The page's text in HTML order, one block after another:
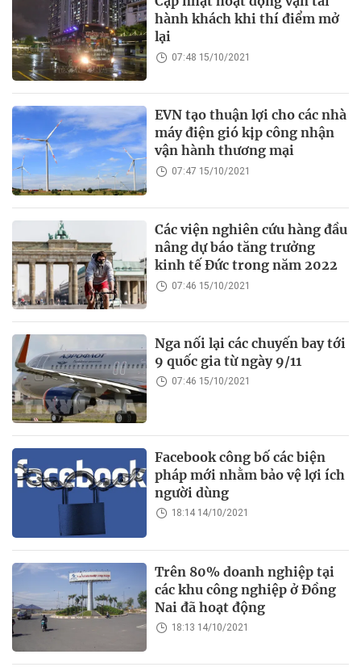
hành khách khi thí điểm mở
lại
07:48 15/10/2021
EVN tạo thuận lợi cho các nhà
máy điện gió kịp công nhận
vận hành thương mại
07:47 15/10/2021
Các viện nghiên cứu hàng đầu
nâng dự báo tăng trưởng
kinh tế Đức trong năm 2022
07:46 15/10/2021
Nga nối lại các chuyến bay tới
9 quốc gia từ ngày 9/11
07:46 15/10/2021
Facebook công bố các biện
pháp mới nhằm bảo vệ lợi ích
người dùng
18:14 14/10/2021
Trên 80% doanh nghiệp tại
các khu công nghiệp ở Đồng
Nai đã hoạt động
18:13 14/10/2021